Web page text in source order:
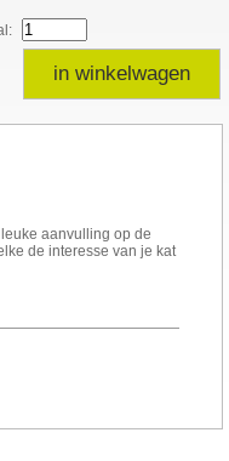
in winkelwagen
aanvulling op de
de interesse van je kat